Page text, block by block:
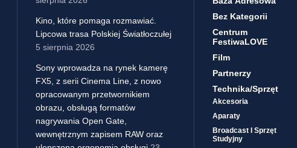
Kino, które pomaga rozmawiać.
Lipcowa trasa Polskiej Światłoczułej
5 sierpnia 2026
Sony wprowadza na rynek kamerę
FX5, z serii Cinema Line, z nowo
opracowanym przetwornikiem
obrazu, obsługą formatów
nagrywania Open Gate,
wewnętrznym zapisem RAW oraz
Bez Kategorii
Centrum
FestiwaLOVE
Film
Partnerzy
Technika/sprzęt
Akcesoria
Aparaty
Broadcast I Sprzęt
Studyjny